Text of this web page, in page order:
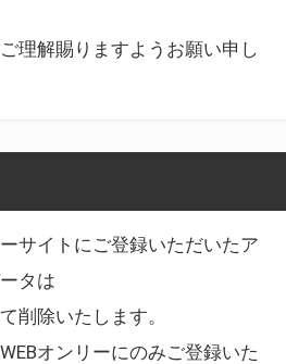
理解賜りますようお願い申し
サイトにご登録いただいたア
タは
削除いたします。
オンリーにのみご登録いた